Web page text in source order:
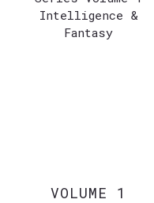
VOLUME 1